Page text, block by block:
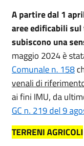
A partire dal 1
aree edificabili
subiscono una
maggio 2024 è
Comunale n. 158
venali di
ai fini IMU, da
GC n. 219 del 9
TERRENI AGRICOLI